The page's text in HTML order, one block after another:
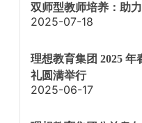
双师型教师培养：助
2025-07-18
理想教育集团 2025 年
礼圆满举行
2025-06-17